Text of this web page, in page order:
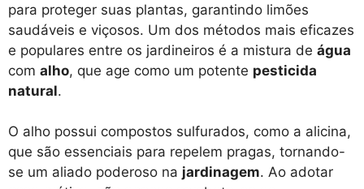
para proteger suas plantas, garantindo limões
saudáveis e viçosos. Um dos métodos mais eficazes
e populares entre os jardineiros é a mistura de água
com alho, que age como um potente pesticida
natural.
O alho possui compostos sulfurados, como a alicina,
que são essenciais para repelem pragas, tornando-
se um aliado poderoso na jardinagem. Ao adotar